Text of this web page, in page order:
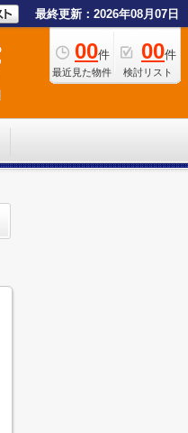
最終更新：2026年08月07日
00件
最近見た物件
00件
検討リスト